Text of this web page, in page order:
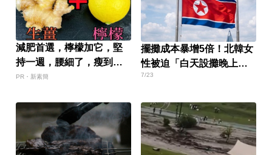
減肥首選，檸檬加它，堅
持一週，腰細了，瘦到你
懷疑人生
PR・新素簡
擺攤成本暴增5倍！北韓女
性被迫「白天設攤晚上接
客」
7/23